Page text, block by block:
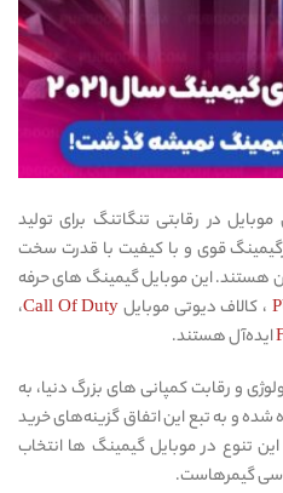
در رقابتی تنگاتنگ برای تولید
قوی و با کیفیت با قدرت سخت
هستند. این موبایل گیمینگ های حرفه
، کالاف دیوتی موبایلCall Of Duty،
ایده‌آل هستند.
و رقابت کمپانی های بزرگ دنیا، به
شده و به تبع این اتفاق گزینه‌های خرید
تنوع در موبایل گیمینگ ها انتخاب
گیمرهاست.